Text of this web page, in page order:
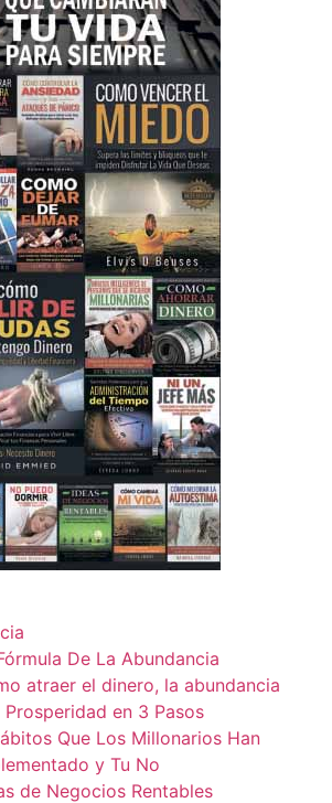
De La Abundancia
atraer el dinero, la abundancia
Prosperidad en 3 Pasos
Que Los Millonarios Han
y Tu No
de Negocios Rentables